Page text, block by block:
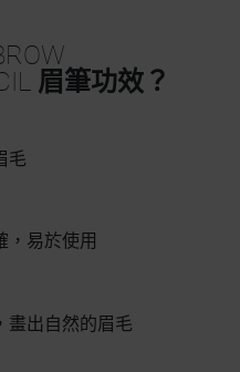
眉筆功效？
毛
，易於使用
畫出自然的眉毛